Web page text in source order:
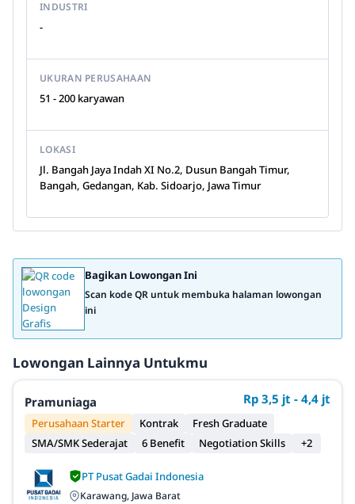
INDUSTRI
-
UKURAN PERUSAHAAN
51 - 200 karyawan
LOKASI
Jl. Bangah Jaya Indah XI No.2, Dusun Bangah Timur,
Bangah, Gedangan, Kab. Sidoarjo, Jawa Timur
Bagikan Lowongan Ini
Scan kode QR untuk membuka halaman lowongan
ini
Lowongan Lainnya Untukmu
Pramuniaga Rp 3,5 jt - 4,4 jt
Perusahaan Starter Kontrak
Fresh Graduate
SMA/SMK Sederajat
6 Benefit Negotiation Skills +2
PT Pusat Gadai Indonesia
Karawang, Jawa Barat